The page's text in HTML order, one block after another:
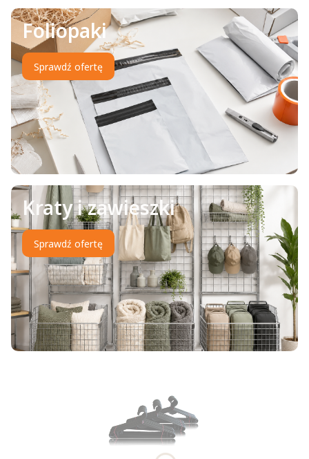
Foliopaki
Sprawdź ofertę
Kraty i zawieszki
Sprawdź ofertę